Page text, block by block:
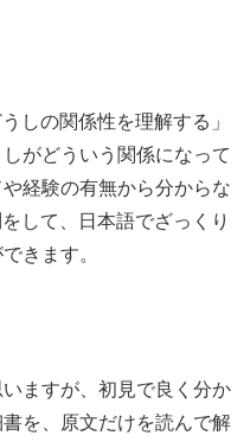
しの関係性を理解する」
がどういう関係になって
経験の有無から分からな
して、日本語でざっくり
きます。
ますが、初見で良く分か
を、原文だけを読んで解